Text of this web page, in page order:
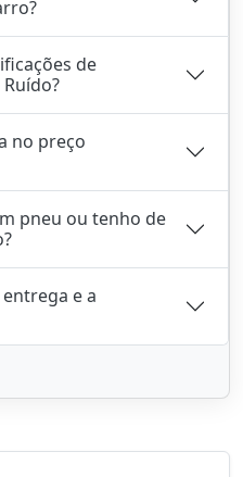
de
no preço
pneu ou tenho de
e a